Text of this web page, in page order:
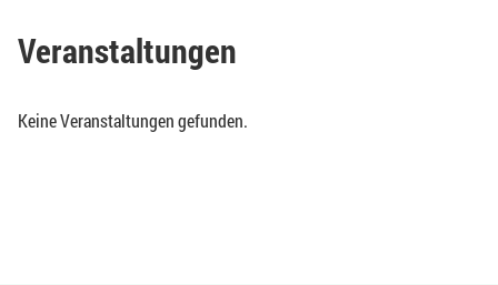
Veranstaltungen
Keine Veranstaltungen gefunden.